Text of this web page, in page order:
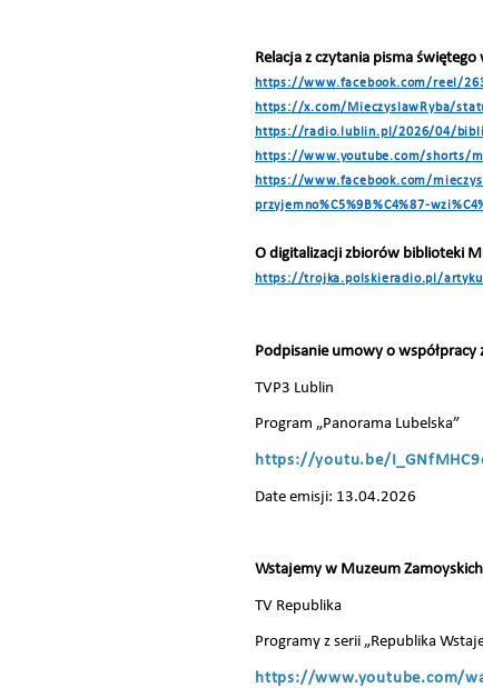
Relacja z czytania pisma
https://www.facebook.com/reel/
https://x.com/MieczyslawRyba/
https://radio.lublin.pl/2026/04/
https://www.youtube.com/shorts/
https://www.facebook.com/
przyjemno%C5%9B%C4%87-
O digitalizacji zbiorów biblioteki
https://trojka.polskieradio.pl/
Podpisanie umowy o
TVP3 Lublin
Program „Panorama Lubelska”
https://youtu.be/
Date emisji: 13.04.2026
Wstajemy w Muzeum
TV Republika
Programy z serii „Republika
https://www.youtube.com/